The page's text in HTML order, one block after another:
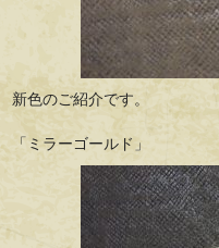
新色のご紹介です。
「ミラーゴールド」